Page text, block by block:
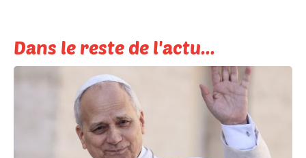
Dans le reste de l'actu...